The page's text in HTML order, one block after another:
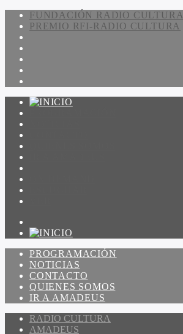
FUNDACIÓN RADIO CULTURA
PREMIO RFI-RADIO CULTURA
PROGRAMACIÓN
NOTICIAS
CONTACTO
QUIENES SOMOS
IR A AMADEUS
RADIO CULTURA
AMADEUS